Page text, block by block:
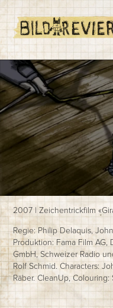
2007 | Zeichentrickfilm
Regie: Philip Delaquis,
Produktion: Fama Film
GmbH, Schweizer Radio
Rolf Schmid. Characters:
Räber. CleanUp,